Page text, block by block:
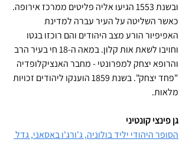
ובשנת 1553 הגיעו אליה פליטים ממרכז אירופה.
כאשר השליטה על העיר עברה למדינת
האפיפיור הורע מצב היהודים והם רוכזו בגטו
וחויבו לשאת אות קלון. במאה ה-18 חי בעיר הרב
והרופא יצחק למפרונטי - מחבר האנציקלופדיה
"פחד יצחק". בשנת 1859 הוענקו ליהודים זכויות
מלאות.
גן פינצי קונטיני
הסופר היהודי יליד בולוניה, ג'ורג'ו באסאני, גדל